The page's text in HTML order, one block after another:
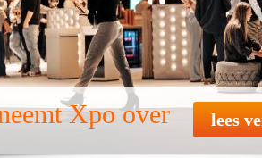
Xpo over lees